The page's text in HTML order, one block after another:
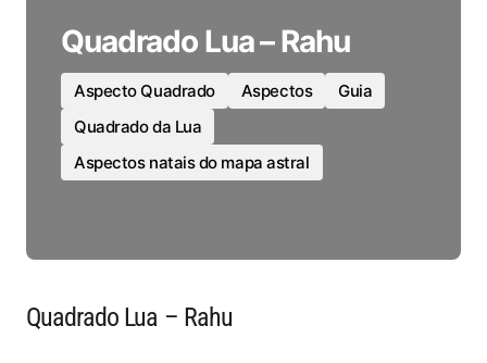
Quadrado Lua – Rahu
Aspecto Quadrado Aspectos
Guia
Quadrado da Lua
Aspectos natais do mapa astral
Quadrado Lua – Rahu